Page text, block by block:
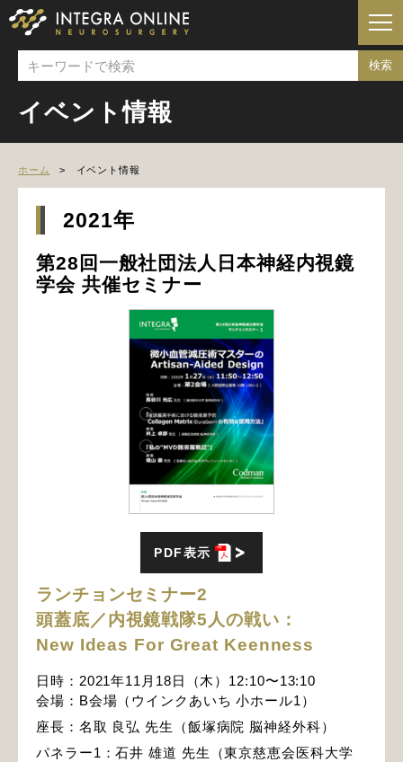
イベント情報
ホーム イベント情報
2021年
第28回一般社団法人日本神経内視鏡
学会 共催セミナー
PDF表示
ランチョンセミナー2
頭蓋底／内視鏡戦隊5人の戦い：
New Ideas For Great Keenness
日時：2021年11月18日（木）12:10〜13:10
会場：B会場（ウインクあいち 小ホール1）
座長：名取 良弘 先生（飯塚病院 脳神経外科）
パネラー1：石井 雄道 先生（東京慈恵会医科大学